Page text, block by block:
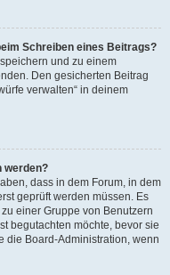
Schreiben eines Beitrags?
und zu einem
Den gesicherten Beitrag
verwalten“ in deinem
werden?
dass in dem Forum, in dem
geprüft werden müssen. Es
einer Gruppe von Benutzern
begutachten möchte, bevor sie
die Board-Administration, wenn